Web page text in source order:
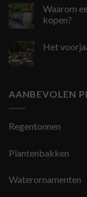
Waarom
kopen?
Het
AANBEVOLEN
Regentonnen
Plantenbakken
Waterornamenten